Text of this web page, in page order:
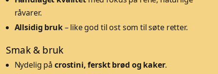
råvarer.
Allsidig bruk– like god til ost som til søte retter.
Smak & bruk
Nydelig på crostini, ferskt brød og kaker.